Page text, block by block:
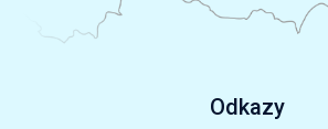
Odkazy